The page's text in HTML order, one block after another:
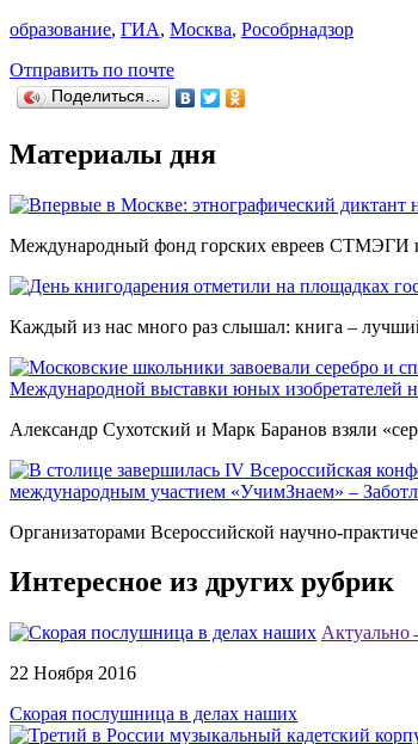
образование, ГИА, Москва, Рособрнадзор
Отправить по почте
Поделиться…
Материалы дня
Международный фонд горских евреев СТМЭГИ и
Каждый из нас много раз слышал: книга –
Международной выставки юных изобретателей
Александр Сухотский и Марк Баранов взяли
международным участием «УчимЗнаем» –
Организаторами Всероссийской научно-
Интересное из других рубрик
Актуально
22 Ноября 2016
Скорая послушница в делах наших